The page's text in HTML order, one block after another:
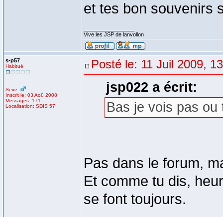
et tes bon souvenirs
Vive les JSP de lanvollon
s-p57
Habitué
Sexe:
Inscrit le: 03 Aoû 2008
Messages: 171
Localisation: SDIS 57
Posté le: 11 Juil 2009,
jsp022 a écrit:
Bas je vois pas
Pas dans le forum,
Et comme tu dis,
se font toujours.